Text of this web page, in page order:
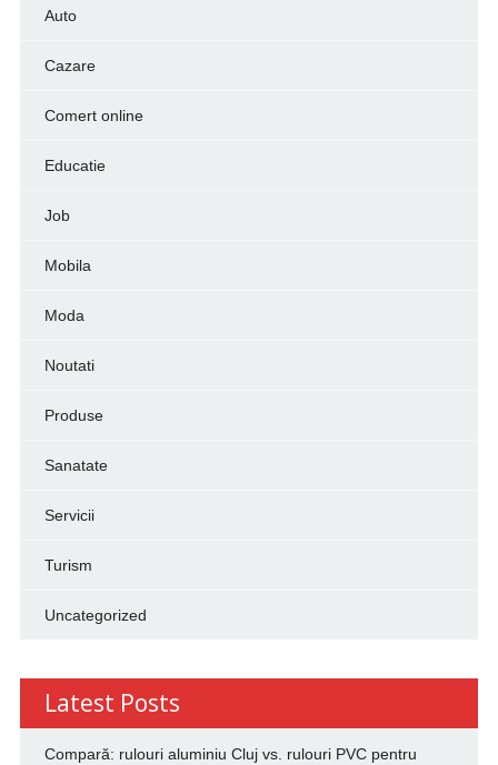
Auto
Cazare
Comert online
Educatie
Job
Mobila
Moda
Noutati
Produse
Sanatate
Servicii
Turism
Uncategorized
Latest Posts
Compară: rulouri aluminiu Cluj vs. rulouri PVC pentru